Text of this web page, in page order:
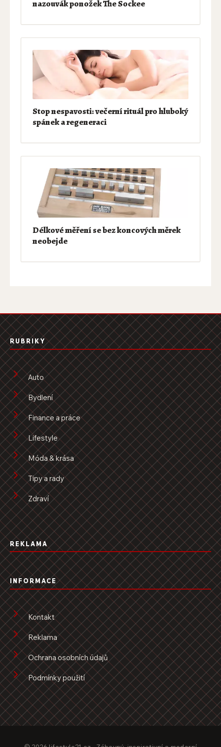
nazouvák ponožek The Sockee
Stop nespavosti: večerní rituál pro hluboký
spánek a regeneraci
Délkové měření se bez koncových měrek
neobejde
RUBRIKY
Auto
Bydlení
Finance a práce
Lifestyle
Móda & krása
Tipy a rady
Zdraví
REKLAMA
INFORMACE
Kontakt
Reklama
Ochrana osobních údajů
Podmínky použití